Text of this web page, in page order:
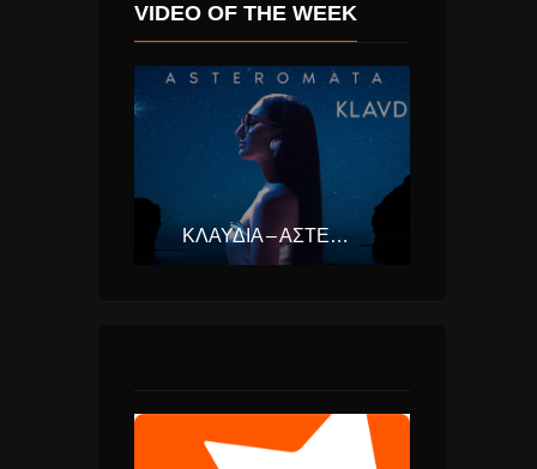
VIDEO OF THE WEEK
ΚΛΑΥΔΊΑ – ΑΣΤΕΡΟΜΆΤΑ (EUROVISION ΕΛΛΆΔΑ 2025)